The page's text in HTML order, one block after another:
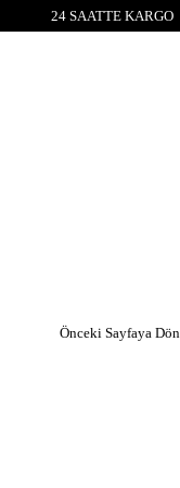
24 SAATTE KARGO
Önceki Sayfaya Dön